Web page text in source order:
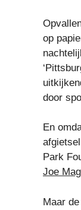
op
door
En
Park
Joe
Maar